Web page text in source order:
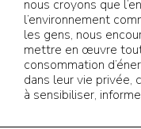
nous croyons que
l’environnement
les gens, nous
mettre en œuvre
consommation
dans leur vie privée,
à sensibiliser,